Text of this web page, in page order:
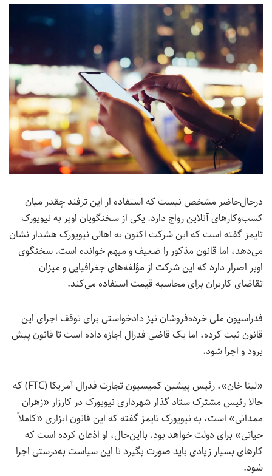
درحال‌حاضر مشخص نیست که استفاده از این ترفند چقدر میان
کسب‌وکارهای آنلاین رواج دارد. یکی از سخنگویان اوبر به نیویورک
تایمز گفته است که این شرکت اکنون به اهالی نیویورک هشدار نشان
می‌دهد، اما قانون مذکور را ضعیف و مبهم خوانده است. سخنگوی
اوبر اصرار دارد که این شرکت از مؤلفه‌های جغرافیایی و میزان
تقاضای کاربران برای محاسبه قیمت استفاده می‌کند.
فدراسیون ملی خرده‌فروشان نیز دادخواستی برای توقف اجرای این
قانون ثبت کرده، اما یک قاضی فدرال اجازه داده است تا قانون پیش
برود و اجرا شود.
«لینا خان»، رئیس پیشین کمیسیون تجارت فدرال آمریکا (FTC) که
حالا رئیس مشترک ستاد گذار شهرداری نیویورک در کارزار «زهران
ممدانی» است، به نیویورک تایمز گفته که این قانون ابزاری «کاملاً
حیاتی» برای دولت خواهد بود. بااین‌حال، او اذعان کرده است که
کارهای بسیار زیادی باید صورت بگیرد تا این سیاست به‌درستی اجرا
شود.